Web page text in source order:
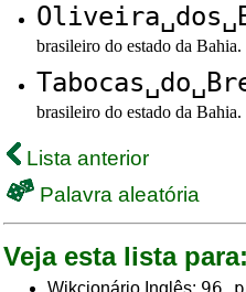
brasileiro do estado da Bahia.
brasileiro do estado da Bahia.
Lista anterior
Palavra aleatória
Veja esta lista para:
Wikcionário Inglês: